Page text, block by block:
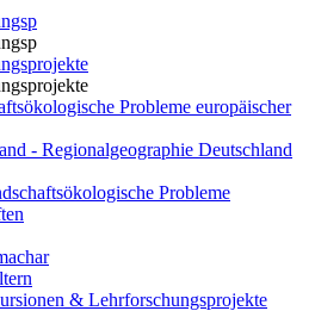
Probleme europäischer
- Regionalgeographie Deutschland
Probleme
& Lehrforschungsprojekte